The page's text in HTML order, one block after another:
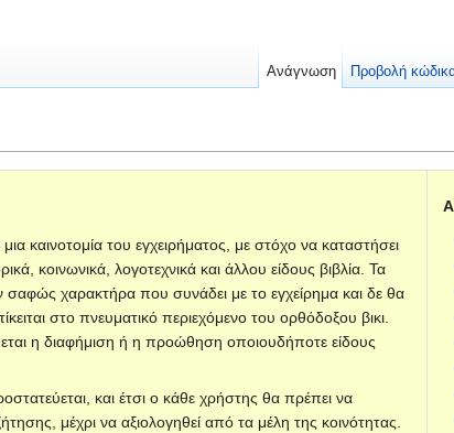
καινοτομία του εγχειρήματος, με στόχο να καταστήσει
κοινωνικά, λογοτεχνικά και άλλου είδους βιβλία. Τα
σαφώς χαρακτήρα που συνάδει με το εγχείρημα και δε θα
στο πνευματικό περιεχόμενο του ορθόδοξου βικι.
η διαφήμιση ή η προώθηση οποιουδήποτε είδους
και έτσι ο κάθε χρήστης θα πρέπει να
μέχρι να αξιολογηθεί από τα μέλη της κοινότητας.
Ανάγνωση Προβολή